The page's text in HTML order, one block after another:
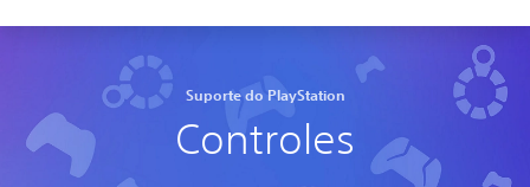
Suporte do PlayStation
Controles